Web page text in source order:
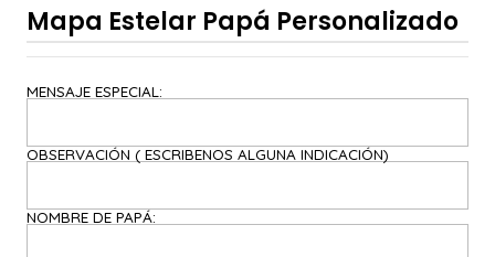
Mapa Estelar Papá Personalizado
MENSAJE ESPECIAL:
OBSERVACIÓN ( ESCRIBENOS ALGUNA INDICACIÓN)
NOMBRE DE PAPÁ: